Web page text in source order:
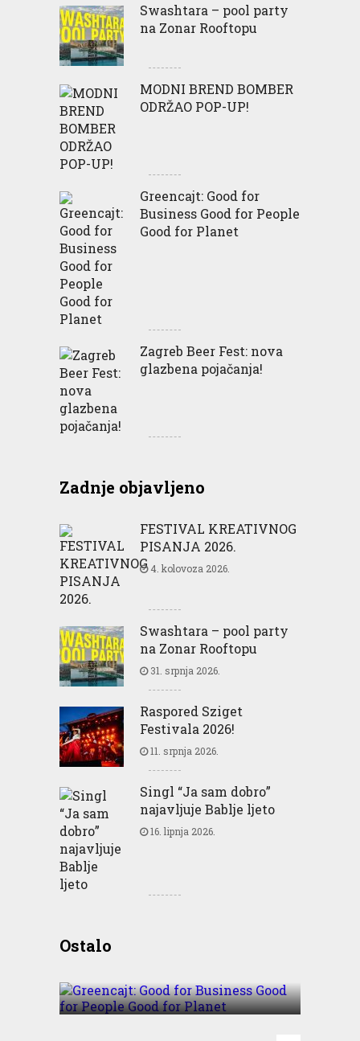
Swashtara – pool party
na Zonar Rooftopu
MODNI BREND BOMBER
ODRŽAO POP-UP!
Greencajt: Good for
Business Good for People
Good for Planet
Zagreb Beer Fest: nova
glazbena pojačanja!
Zadnje objavljeno
FESTIVAL KREATIVNOG
PISANJA 2026.
4. kolovoza 2026.
Swashtara – pool party
na Zonar Rooftopu
31. srpnja 2026.
Raspored Sziget
Festivala 2026!
11. srpnja 2026.
Singl “Ja sam dobro”
najavljuje Bablje ljeto
16. lipnja 2026.
OstaloBusiness Good for People